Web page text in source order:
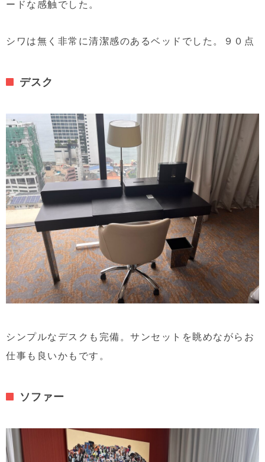
ードな感触でした。
シワは無く非常に清潔感のあるベッドでした。９０点
デスク
シンプルなデスクも完備。サンセットを眺めながらお
仕事も良いかもです。
ソファー